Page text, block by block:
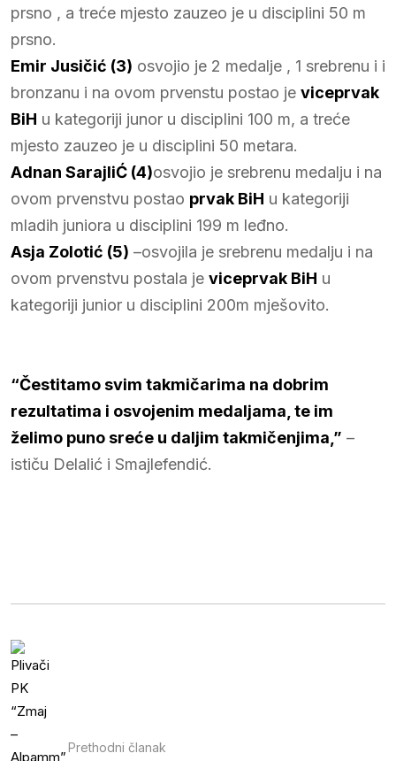
prsno , a treće mjesto zauzeo je u disciplini 50 m
prsno.
Emir Jusičić (3) osvojio je 2 medalje , 1 srebrenu i i
bronzanu i na ovom prvenstu postao je viceprvak
BiH u kategoriji junor u disciplini 100 m, a treće
mjesto zauzeo je u disciplini 50 metara.
Adnan SarajliĆ (4)osvojio je srebrenu medalju i na
ovom prvenstvu postao prvak BiH u kategoriji
mladih juniora u disciplini 199 m leđno.
Asja Zolotić (5) –osvojila je srebrenu medalju i na
ovom prvenstvu postala je viceprvak BiH u
kategoriji junior u disciplini 200m mješovito.
“Čestitamo svim takmičarima na dobrim
rezultatima i osvojenim medaljama, te im
želimo puno sreće u daljim takmičenjima,” –
ističu Delalić i Smajlefendić.
Prethodni članak